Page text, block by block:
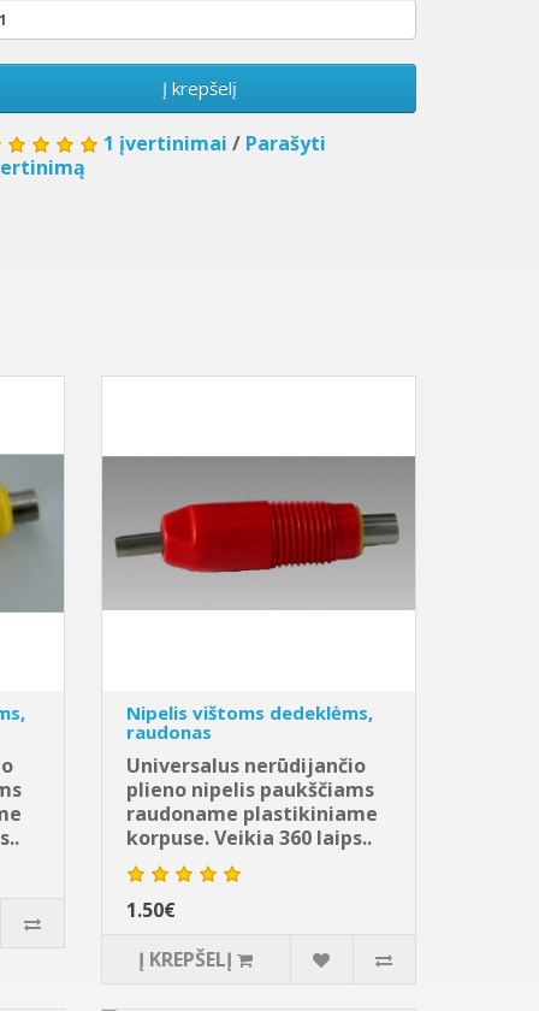
Į krepšelį
1 įvertinimai / Parašyti
Nipelis vištoms dedeklėms,
raudonas
Universalus nerūdijančio
plieno nipelis paukščiams
raudoname plastikiniame
korpuse. Veikia 360 laips..
1.50€
Į KREPŠELĮ